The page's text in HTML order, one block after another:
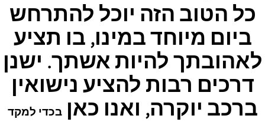
כל הטוב הזה יוכל להתרחש
ביום מיוחד במינו, בו תציע
לאהובתך להיות אשתך. ישנן
דרכים רבות להציע נישואין
ברכב יוקרה, ואנו כאןבכדי למקד